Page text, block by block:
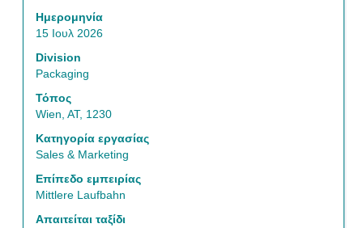
Ημερομηνία
15 Ιουλ 2026
Division
Packaging
Τόπος
Wien, AT, 1230
Κατηγορία εργασίας
Sales & Marketing
Επίπεδο εμπειρίας
Mittlere Laufbahn
Απαιτείται ταξίδι
πλήκτρου
διαστήματος
να
δείτε
πλήρη
περιεχόμενα
των
στοιχείων